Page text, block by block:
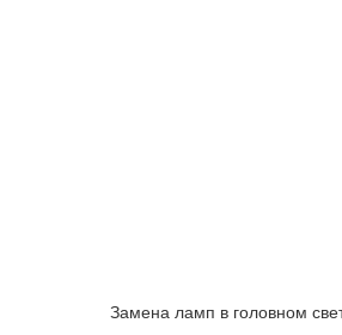
Замена ламп в головном